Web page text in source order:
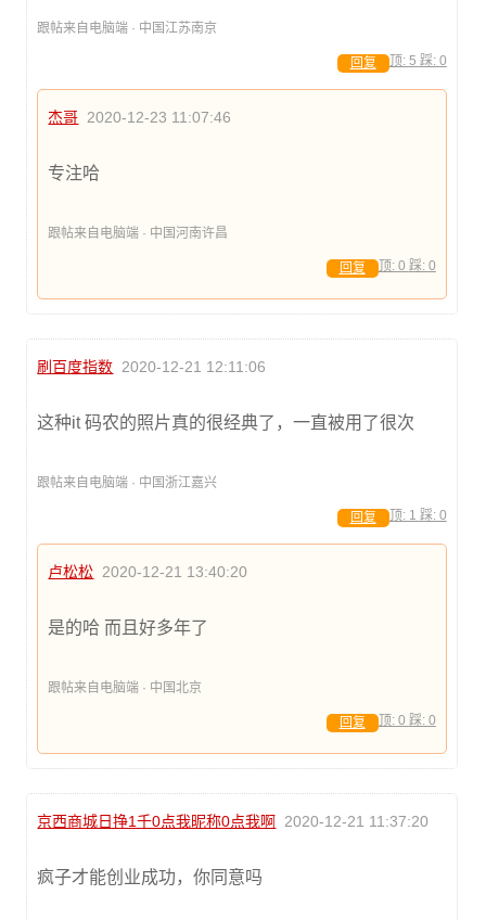
跟帖来自电脑端 · 中国江苏南京
顶: 5 踩: 0
回复
杰哥 2020-12-23 11:07:46
专注哈
跟帖来自电脑端 · 中国河南许昌
顶: 0 踩: 0
回复
刷百度指数 2020-12-21 12:11:06
这种it 码农的照片真的很经典了，一直被用了很次
跟帖来自电脑端 · 中国浙江嘉兴
顶: 1 踩: 0
回复
卢松松 2020-12-21 13:40:20
是的哈 而且好多年了
跟帖来自电脑端 · 中国北京
顶: 0 踩: 0
回复
京西商城日挣1千0点我昵称0点我啊 2020-12-21 11:37:20
疯子才能创业成功，你同意吗